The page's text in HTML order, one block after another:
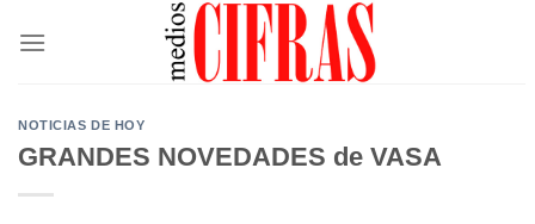
NOTICIAS DE HOY
GRANDES NOVEDADES de VASA